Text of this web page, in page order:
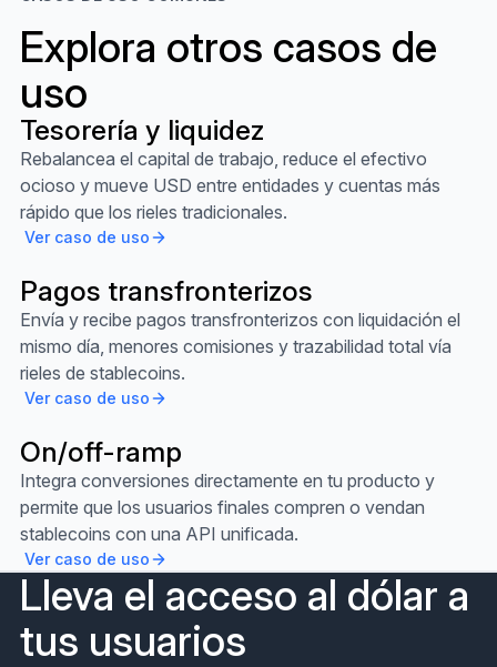
Explora otros casos de
uso
Tesorería y liquidez
Rebalancea el capital de trabajo, reduce el efectivo
ocioso y mueve USD entre entidades y cuentas más
rápido que los rieles tradicionales.
Ver caso de uso
Ver caso de uso
Pagos transfronterizos
Envía y recibe pagos transfronterizos con liquidación el
mismo día, menores comisiones y trazabilidad total vía
rieles de stablecoins.
Ver caso de uso
Ver caso de uso
On/off-ramp
Integra conversiones directamente en tu producto y
permite que los usuarios finales compren o vendan
stablecoins con una API unificada.
Ver caso de uso
Ver caso de uso
Lleva el acceso al dólar a
tus usuarios